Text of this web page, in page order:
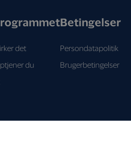
det
du
Betingelser
Persondatapolitik
Brugerbetingelser